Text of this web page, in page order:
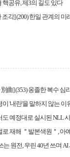
핵공유, 제3의 길도 있다
각] (200) 한일 관계의 미
曲] (353) 옹졸한 복수 심
이 '내란'을 말하지 않는 이
도 예정대로 실시된 NLL
로 재해 ＂발본색원＂, 아
는 원전, 우린 40년 쓰며